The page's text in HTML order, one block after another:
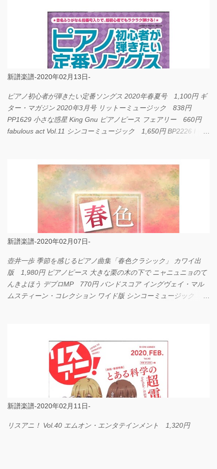
新譜楽譜-2020年02月13日-
ピアノ初心者が弾きたい定番ソングス 2020年春夏号 1,100円 ギ
ター・マガジン 2020年3月号 リットーミュージック 838円
PP1629 小さな惑星 King Gnu ピアノピース フェアリー 660円
fabulous act Vol.11 シンコーミュージック 1,650円 BP2226 I
新譜楽譜-2020年02月07日-
壺井一歩 季節を感じるピアノ曲集「春色クラシック」 カワイ出
版 1,980円 ピアノピース 大きな栗の木の下で ニャニュニョのて
んきよほう デプロMP 770円 バンドスコア イングヴェイ・マル
ムスティーン・コレクション ワイド版 シンコーミュージック
新譜楽譜-2020年02月11日-
リスアニ！ Vol.40 エムオン・エンタテインメント 1,320円